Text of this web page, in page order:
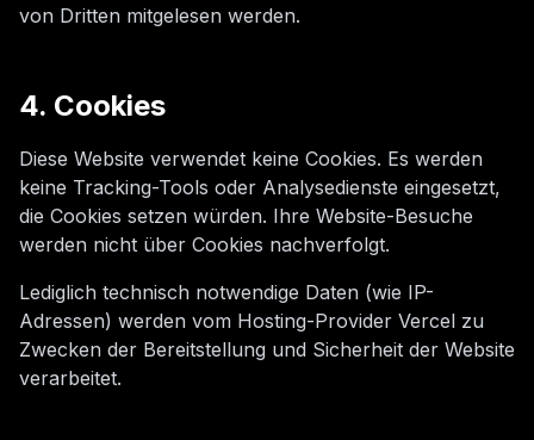
von Dritten mitgelesen werden.
4. Cookies
Diese Website verwendet keine Cookies. Es werden
keine Tracking-Tools oder Analysedienste eingesetzt,
die Cookies setzen würden. Ihre Website-Besuche
werden nicht über Cookies nachverfolgt.
Lediglich technisch notwendige Daten (wie IP-
Adressen) werden vom Hosting-Provider Vercel zu
Zwecken der Bereitstellung und Sicherheit der Website
verarbeitet.